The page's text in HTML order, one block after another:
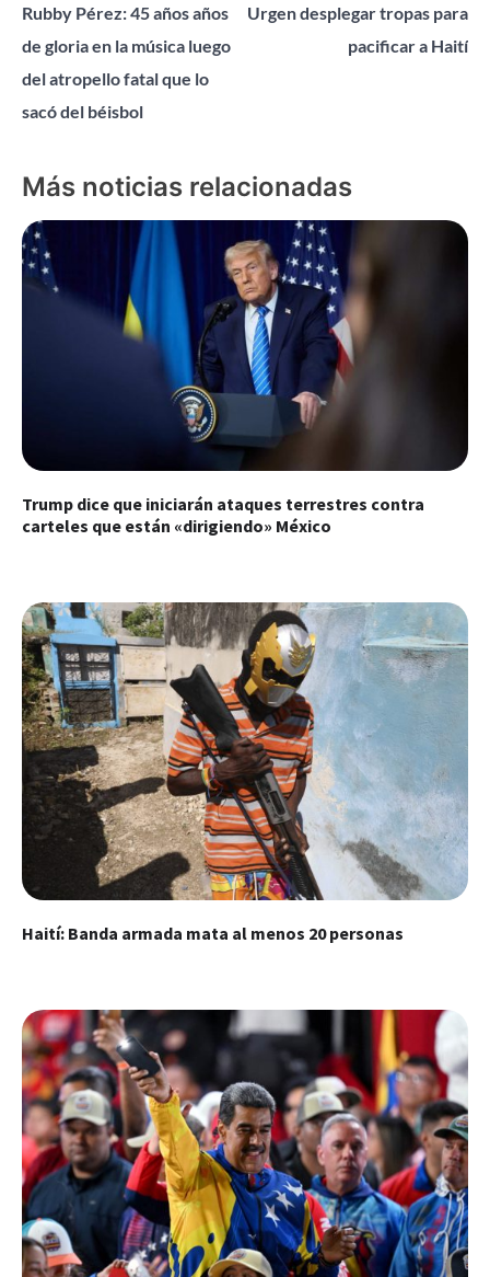
de
entradas
Rubby Pérez: 45 años años
de gloria en la música luego
del atropello fatal que lo
sacó del béisbol
Urgen desplegar tropas para
pacificar a Haití
Más noticias relacionadas
Trump dice que iniciarán ataques terrestres contra
carteles que están «dirigiendo» México
Haití: Banda armada mata al menos 20 personas